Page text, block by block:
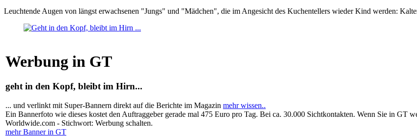
Leuchtende Augen von längst erwachsenen "Jungs" und "Mädchen", die im Angesicht des Kuchentellers wieder Kind werden:
Werbung in GT
geht in den Kopf, bleibt im Hirn...
... und verlinkt mit Super-Bannern direkt auf die Berichte im Magazin mehr wissen..
Ein Bannerfoto wie dieses kostet den Auftraggeber gerade mal 475 Euro pro Tag. Bei ca. 30.000 Sichtkontakten. Wenn Sie in GT
Worldwide.com - Stichwort: Werbung schalten.
mehr Banner in GT